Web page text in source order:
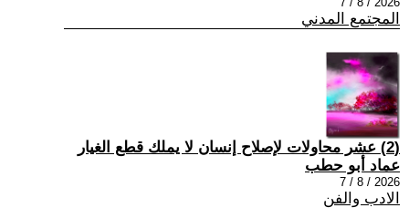
المجتمع المدني
(2) عشر محاولات لإصلاح إنسان لا يملك قطع الغيار
عماد أبو حطب
2026 / 8 / 7
الادب والفن